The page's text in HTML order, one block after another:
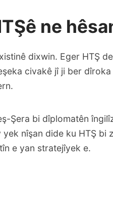
ne
dixwin. Eger HTŞ
civakê jî ji ber
Şera bi dîplomatên
nîşan dide ku HTŞ bi
e yan stratejîyek e.